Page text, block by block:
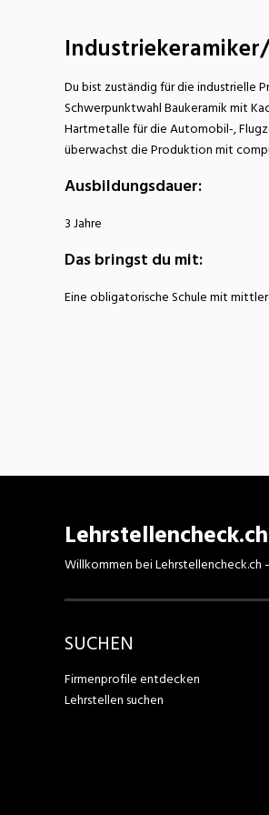
Wirtschaft/Verwaltung
Du bist zuständig für die industrielle
Schwerpunktwahl Baukeramik mit
Hartmetalle für die Automobil-,
überwachst die Produktion mit
Ausbildungsdauer:
3 Jahre
Das bringst du mit:
Eine obligatorische Schule mit
Willkommen bei
SUCHEN
Firmenprofile entdecken
Lehrstellen suchen